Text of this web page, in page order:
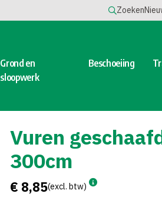
Zoeken
Grond en
sloopwerk
Beschoeiing
Vuren
300cm
€ 8,85(excl. btw)